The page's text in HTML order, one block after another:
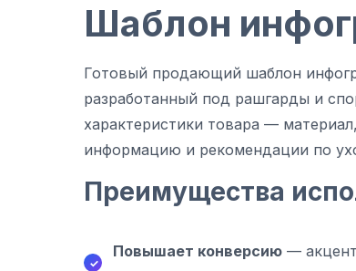
Шаблон
Готовый продающий шаблон
разработанный под рашгарды и
характеристики товара —
информацию и рекомендации по
Преимущества
Повышает конверсию —